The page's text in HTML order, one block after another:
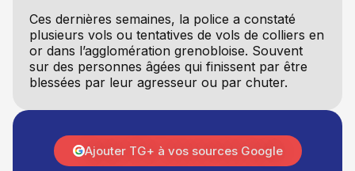
Ces dernières semaines, la police a constaté
plusieurs vols ou tentatives de vols de colliers en
or dans l’agglomération grenobloise. Souvent
sur des personnes âgées qui finissent par être
blessées par leur agresseur ou par chuter.
Ajouter TG+ à vos sources Google